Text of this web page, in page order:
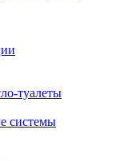
туалеты
системы